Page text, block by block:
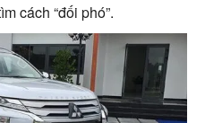
cách “đối phó”.